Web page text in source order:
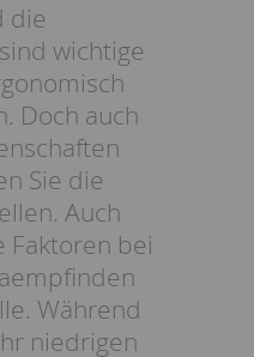
die
wichtige
Doch auch
Sie die
Auch
Faktoren bei
Während
niedrigen